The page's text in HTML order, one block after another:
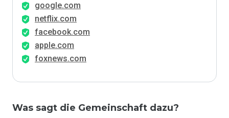
google.com
netflix.com
facebook.com
apple.com
foxnews.com
Was sagt die Gemeinschaft dazu?